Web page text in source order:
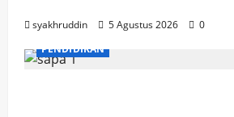
syakhruddin 5 Agustus 2026
0
PENDIDIKAN